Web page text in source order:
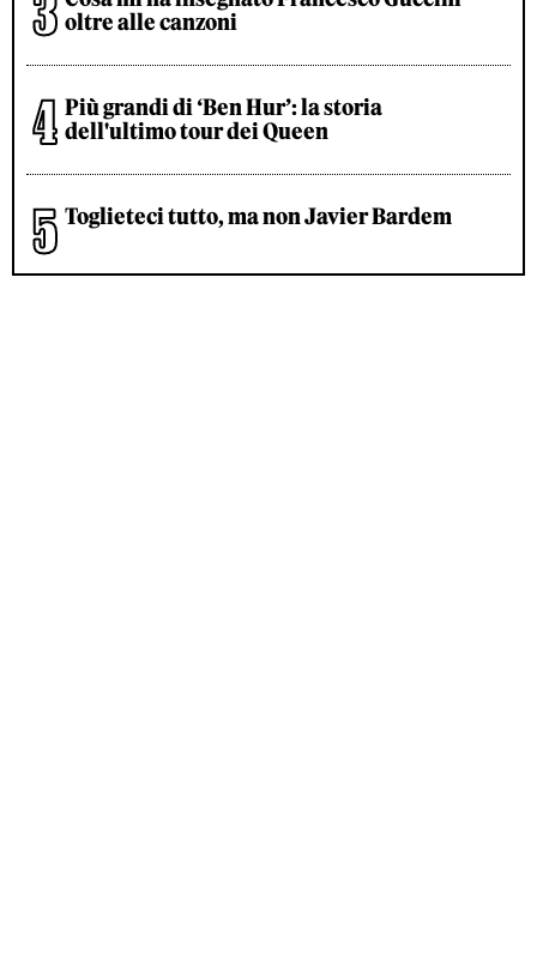
oltre alle canzoni
Più grandi di ‘Ben Hur’: la storia
dell'ultimo tour dei Queen
Toglieteci tutto, ma non Javier Bardem